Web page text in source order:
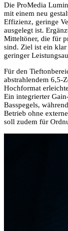
Die ProMedia
mit einem neu
Effizienz, geringe
ausgelegt ist.
Mitteltöner, die für
sind. Ziel ist ein
geringer
Für den
abstrahlendem 6,5-
Hochformat
Ein integrierter
Basspegels,
Betrieb ohne
soll zudem für